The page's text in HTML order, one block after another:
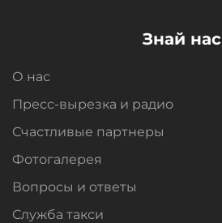
Знай нас
О нас
Пресс-вырезка и радио
Счастливые партнеры
Фотогалерея
Вопросы и oтветы
Служба такси